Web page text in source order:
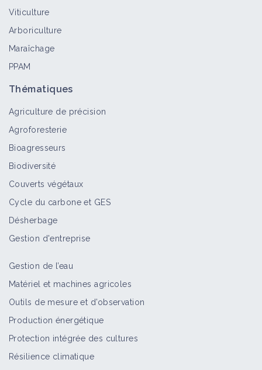
Viticulture
Arboriculture
Maraîchage
PPAM
Thématiques
Agriculture de précision
Agroforesterie
Bioagresseurs
Biodiversité
Couverts végétaux
Cycle du carbone et GES
Désherbage
Gestion d'entreprise
Gestion de l’eau
Matériel et machines agricoles
Outils de mesure et d’observation
Production énergétique
Protection intégrée des cultures
Résilience climatique